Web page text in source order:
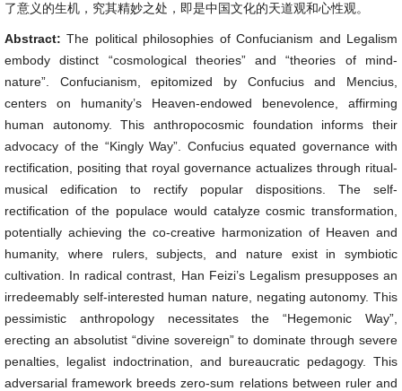
了意义的生机，究其精妙之处，即是中国文化的天道观和心性观。
Abstract:The political philosophies of Confucianism and Legalism
embody distinct “cosmological theories” and “theories of mind-
nature”. Confucianism, epitomized by Confucius and Mencius,
centers on humanity’s Heaven-endowed benevolence, affirming
human autonomy. This anthropocosmic foundation informs their
advocacy of the “Kingly Way”. Confucius equated governance with
rectification, positing that royal governance actualizes through ritual-
musical edification to rectify popular dispositions. The self-
rectification of the populace would catalyze cosmic transformation,
potentially achieving the co-creative harmonization of Heaven and
humanity, where rulers, subjects, and nature exist in symbiotic
cultivation. In radical contrast, Han Feizi’s Legalism presupposes an
irredeemably self-interested human nature, negating autonomy. This
pessimistic anthropology necessitates the “Hegemonic Way”,
erecting an absolutist “divine sovereign” to dominate through severe
penalties, legalist indoctrination, and bureaucratic pedagogy. This
adversarial framework breeds zero-sum relations between ruler and